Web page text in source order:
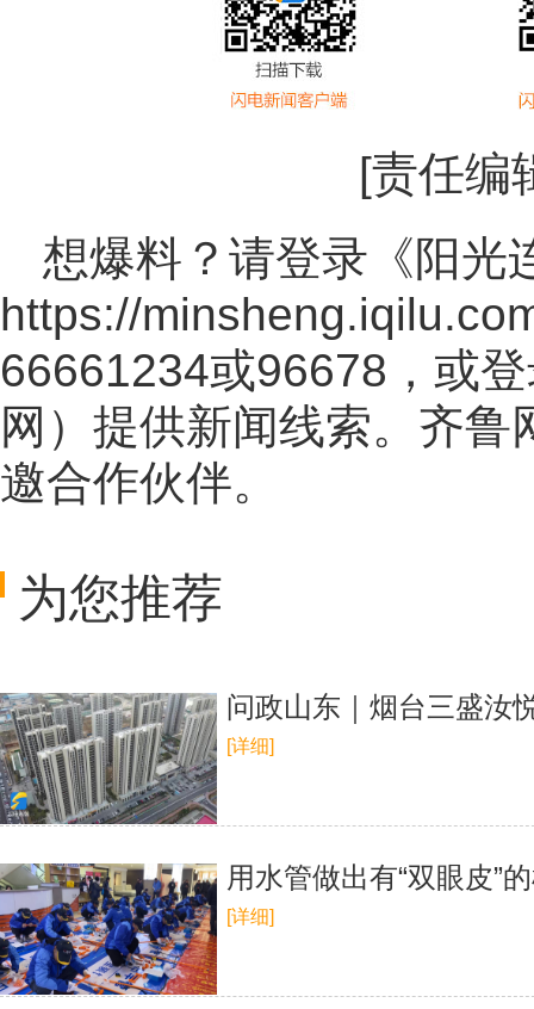
[责任编
想爆料？请登录《阳光
https://
66661234或96678，或
网 ）提供新闻线索。齐鲁
邀合作伙伴。
为您推荐
问政山东｜烟台三盛汝
[详细]
用水管做出有“双眼皮”
[详细]